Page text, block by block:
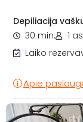
Depiliacija
30 min.
1
Laiko
Apie